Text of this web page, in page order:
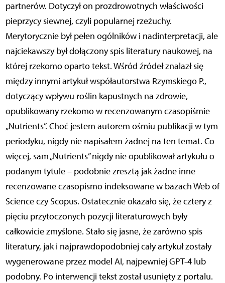
partnerów. Dotyczył on prozdrowotnych właściwości
pieprzycy siewnej, czyli popularnej rzeżuchy.
Merytorycznie był pełen ogólników i nadinterpretacji, ale
najciekawszy był dołączony spis literatury naukowej, na
której rzekomo oparto tekst. Wśród źródeł znalazł się
między innymi artykuł współautorstwa Rzymskiego P.,
dotyczący wpływu roślin kapustnych na zdrowie,
opublikowany rzekomo w recenzowanym czasopiśmie
„Nutrients”. Choć jestem autorem ośmiu publikacji w tym
periodyku, nigdy nie napisałem żadnej na ten temat. Co
więcej, sam „Nutrients” nigdy nie opublikował artykułu o
podanym tytule – podobnie zresztą jak żadne inne
recenzowane czasopismo indeksowane w bazach Web of
Science czy Scopus. Ostatecznie okazało się, że cztery z
pięciu przytoczonych pozycji literaturowych były
całkowicie zmyślone. Stało się jasne, że zarówno spis
literatury, jak i najprawdopodobniej cały artykuł zostały
wygenerowane przez model AI, najpewniej GPT-4 lub
podobny. Po interwencji tekst został usunięty z portalu.